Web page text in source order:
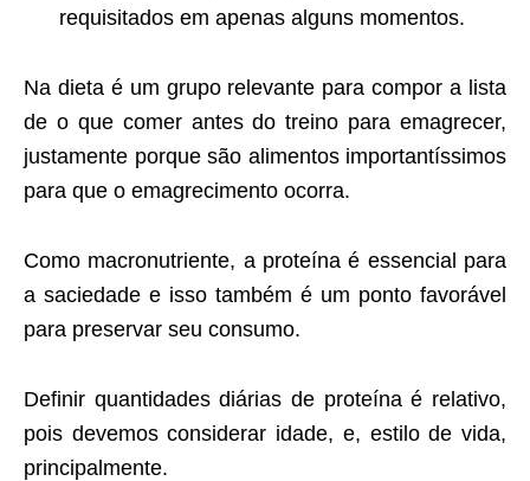
requisitados em apenas alguns momentos.
Na dieta é um grupo relevante para compor a lista
de o que comer antes do treino para emagrecer,
justamente porque são alimentos importantíssimos
para que o emagrecimento ocorra.
Como macronutriente, a proteína é essencial para
a saciedade e isso também é um ponto favorável
para preservar seu consumo.
Definir quantidades diárias de proteína é relativo,
pois devemos considerar idade, e, estilo de vida,
principalmente.